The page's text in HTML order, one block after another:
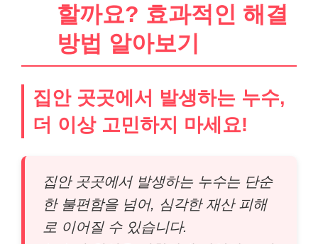
할까요? 효과적인 해결
방법 알아보기
집안 곳곳에서 발생하는 누수,
더 이상 고민하지 마세요!
집안 곳곳에서 발생하는 누수는 단순
한 불편함을 넘어, 심각한 재산 피해
로 이어질 수 있습니다.